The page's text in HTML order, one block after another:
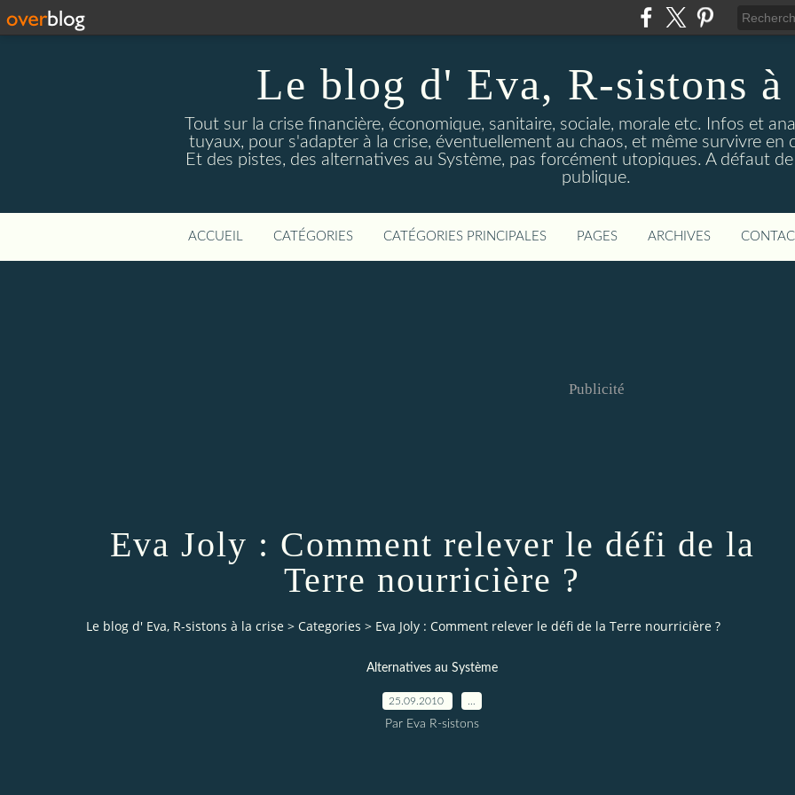
Le blog d' Eva, R-sistons à
Tout sur la crise financière, économique, sanitaire, sociale, morale etc. Infos et
tuyaux, pour s'adapter à la crise, éventuellement au chaos, et même survivre en
Et des pistes, des alternatives au Système, pas forcément utopiques. A défaut
publique.
ACCUEIL CATÉGORIES CATÉGORIES PRINCIPALES PAGES ARCHIVES
Publicité
Eva Joly : Comment relever le défi de la
Terre nourricière ?
Le blog d' Eva, R-sistons à la crise > Categories > Eva Joly : Comment relever le défi de la Terre nourricière ?
Alternatives au Système
25.09.2010
Par Eva R-sistons